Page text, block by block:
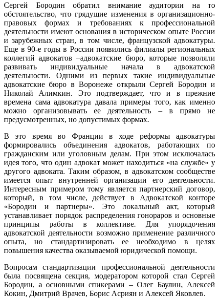
Сергей Бородин обратил внимание аудитории на то
обстоятельство, что грядущие изменения в организационно-
правовых формах и требованиях к профессиональной
деятельности имеют основания в историческом опыте России
и зарубежных стран, в том числе, французской адвокатуры.
Еще в 90-е годы в России появились филиалы региональных
коллегий адвокатов –адвокатские бюро, которые позволяли
развивать индивидуальные начала в адвокатской
деятельности. Одними из первых такие индивидуальные
адвокатские бюро в Воронеже открыли Сергей Бородин и
Николай Алимкин. Это подтверждает, что и в прежние
времена сама адвокатура давала примеры того, как именно
можно организовывать ее деятельность – в прямо не
предусмотренных, но допустимых формах.
В это время во Франции в ходе реформы адвокатуры
формировались объединения адвокатов, работающих по
гражданским или уголовным делам. При этом исключалась
идея того, что один адвокат может находиться «на службе» у
другого адвоката. Таким образом, в адвокатском сообществе
имеется опыт внутренней организации его деятельности.
Интересным примером тому является партнерский договор,
который, в том числе, действует в Адвокатской конторе
«Бородин и партнеры». Это локальный акт, который
устанавливает порядок распределения гонораров и основные
принципы работы в коллективе. Для упорядочения
адвокатской деятельности возможно применение различного
опыта, но стандартизировать ее необходимо в целях
повышения качества оказываемой юридической помощи.
Вопросам стандартизации профессиональной деятельности
была посвящена секция, модератором которой стал Сергей
Бородин, а основными спикерами – Олег Баулин, Алексей
Кокин, Дмитрий Врачев, Борис Асриян и Алексей Яковлев.